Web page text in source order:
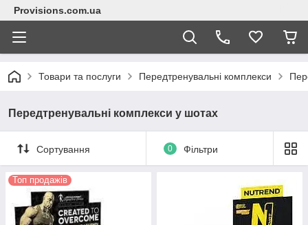
Provisions.com.ua
Товари та послуги Передтренувальні комплекси
Передтренувальні комплекси у шотах
Сортування 0 Фільтри
Топ продажів